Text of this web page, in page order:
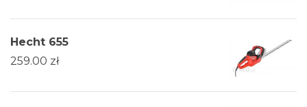
Hecht 655
259.00 zł